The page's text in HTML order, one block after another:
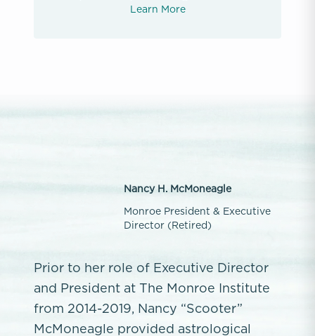
Learn More
Nancy H. McMoneagle
Monroe President & Executive
Director (Retired)
Prior to her role of Executive Director
and President at The Monroe Institute
from 2014-2019, Nancy “Scooter”
McMoneagle provided astrological